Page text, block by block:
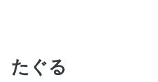
たぐる